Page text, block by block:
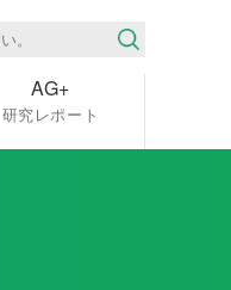
AG+
研究レポート